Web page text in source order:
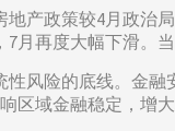
产政策较4月政
再度大幅下滑。
风险的底线。金
区域金融稳定，增大